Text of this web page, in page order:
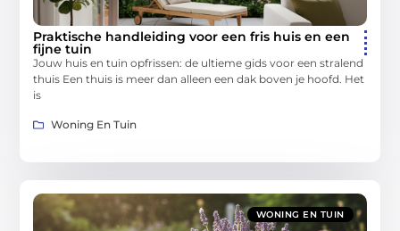
Praktische handleiding voor een fris huis en een
fijne tuin
Jouw huis en tuin opfrissen: de ultieme gids voor een stralend
thuis Een thuis is meer dan alleen een dak boven je hoofd. Het
is
Woning En Tuin
WONING EN TUIN